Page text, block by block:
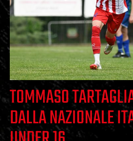
TOMMASO
DALLA NAZIONALE